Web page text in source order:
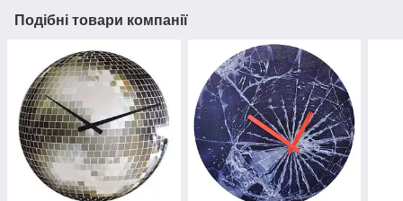
Подібні товари компанії